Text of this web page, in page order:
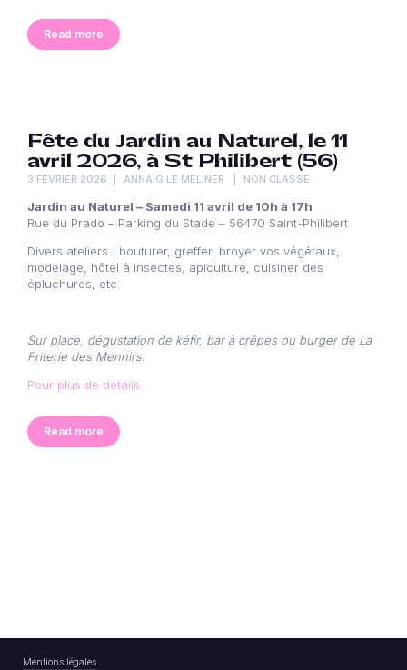
Read more
Fête du Jardin au Naturel, le 11
avril 2026, à St Philibert (56)
3 FÉVRIER 2026 ANNAÏG LE MELINER NON CLASSÉ
Jardin au Naturel – Samedi 11 avril de 10h à 17h
Rue du Prado – Parking du Stade – 56470 Saint-Philibert
Divers ateliers : bouturer, greffer, broyer vos végétaux,
modelage, hôtel à insectes, apiculture, cuisiner des
épluchures, etc.
Sur place, dégustation de kéfir, bar à crêpes ou burger de La
Friterie des Menhirs.
Pour plus de détails
Read more
Mentions légales